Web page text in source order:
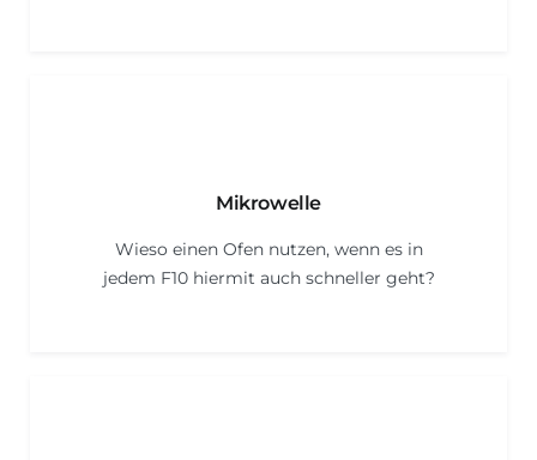
Mikrowelle
Wieso einen Ofen nutzen, wenn es in
jedem F10 hiermit auch schneller geht?